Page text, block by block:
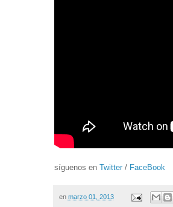
síguenos en Twitter/ FaceBook
en marzo 01, 2013